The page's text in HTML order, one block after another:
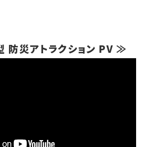
防災アトラクション PV ≫